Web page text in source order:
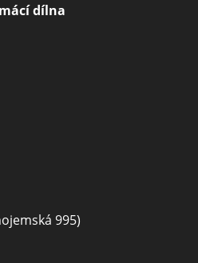
dílna
995)